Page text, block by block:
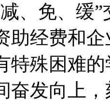
减、免、
助经费和
特殊困难
奋发向上